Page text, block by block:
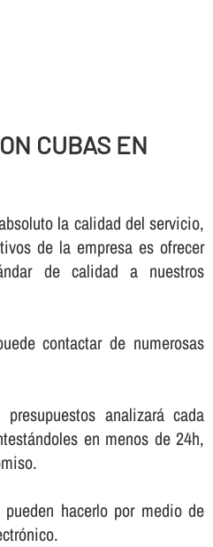
CUBAS EN
la calidad del servicio,
de la empresa es ofrecer
de calidad a nuestros
contactar de numerosas
analizará cada
en menos de 24h,
hacerlo por medio de